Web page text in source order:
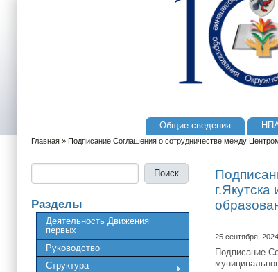
Общие сведения
Вы здесь
Главная » Подписание Соглашения о сотрудничестве между
Разделы
Деятельность Движения
первых
Руководство
Структура
25 сентября,
Подписание